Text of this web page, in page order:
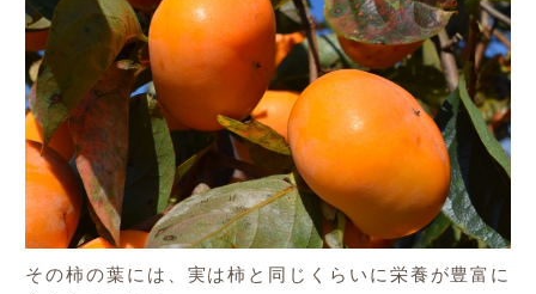
その柿の葉には、実は柿と同じくらいに栄養が豊富に